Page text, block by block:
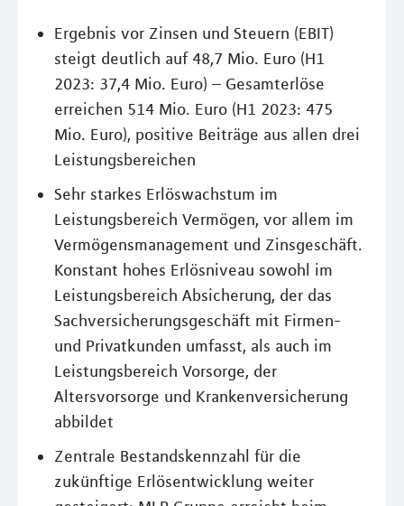
Ergebnis vor Zinsen und Steuern (EBIT)
steigt deutlich auf 48,7 Mio. Euro (H1
2023: 37,4 Mio. Euro) – Gesamterlöse
erreichen 514 Mio. Euro (H1 2023: 475
Mio. Euro), positive Beiträge aus allen drei
Leistungsbereichen
Sehr starkes Erlöswachstum im
Leistungsbereich Vermögen, vor allem im
Vermögensmanagement und Zinsgeschäft.
Konstant hohes Erlösniveau sowohl im
Leistungsbereich Absicherung, der das
Sachversicherungsgeschäft mit Firmen-
und Privatkunden umfasst, als auch im
Leistungsbereich Vorsorge, der
Altersvorsorge und Krankenversicherung
abbildet
Zentrale Bestandskennzahl für die
zukünftige Erlösentwicklung weiter